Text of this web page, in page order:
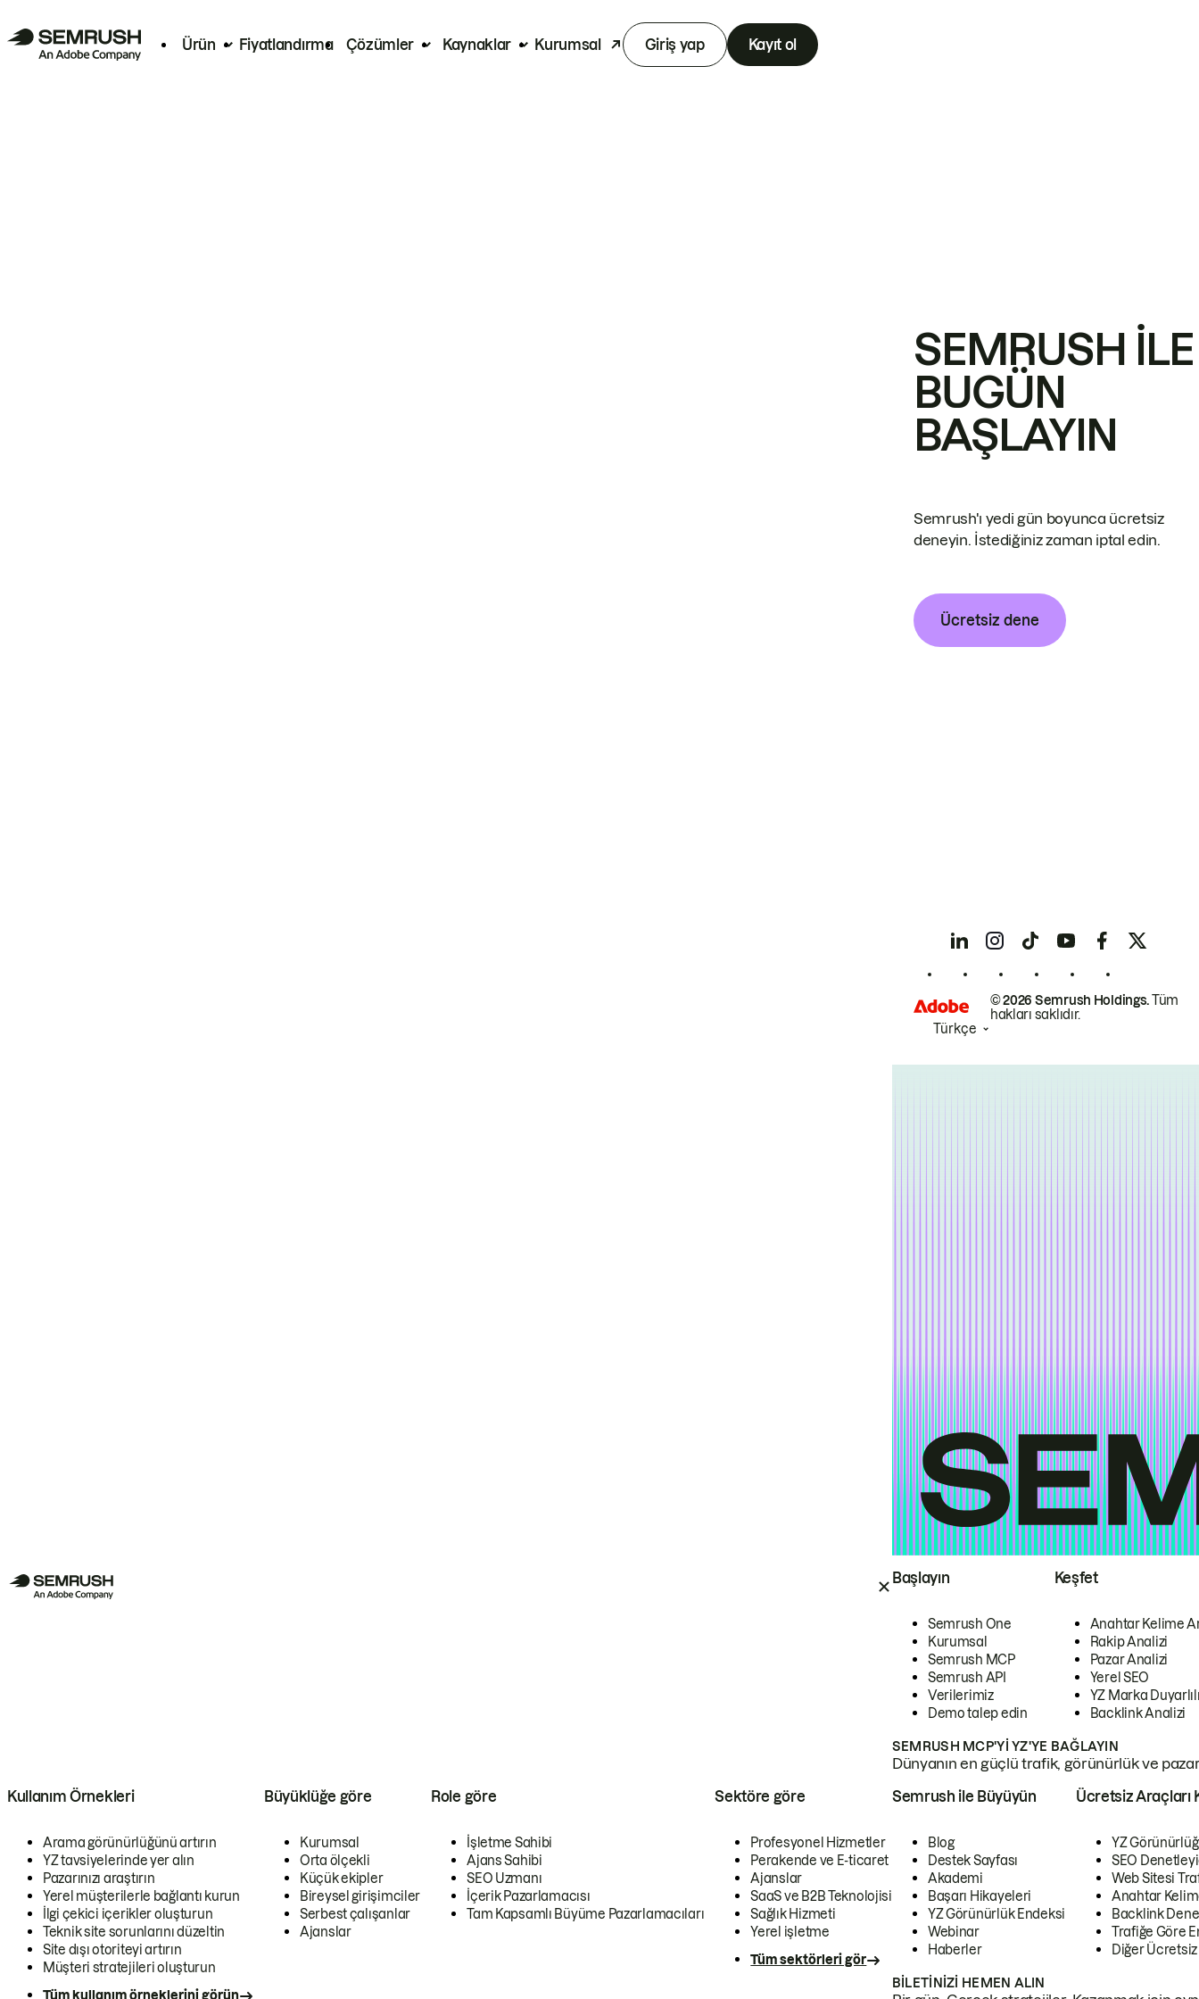
Ürün Fiyatlandırma Çözümler Kaynaklar Kurumsal Giriş yap Kayıt ol
Başlayın
Semrush One
Kurumsal
Semrush MCP
Semrush API
Verilerimiz
Demo talep edin
Keşfet
Anahtar Kelime
Rakip Analizi
Pazar Analizi
Yerel SEO
YZ Marka
Backlink Analizi
SEMRUSH MCP'YI YZ'YE BAĞLAYIN
Dünyanın en güçlü trafik, görünürlük ve
Kullanım Örnekleri
Arama görünürlüğünü artırın
YZ tavsiyelerinde yer alın
Pazarınızı araştırın
Yerel müşterilerle bağlantı kurun
İlgi çekici içerikler oluşturun
Teknik site sorunlarını düzeltin
Site dışı otoriteyi artırın
Müşteri stratejileri oluşturun
Tüm kullanım örneklerini görün
Büyüklüğe göre
Kurumsal
Orta ölçekli
Küçük ekipler
Bireysel girişimciler
Serbest çalışanlar
Ajanslar
Role göre
İşletme Sahibi
Ajans Sahibi
SEO Uzmanı
İçerik Pazarlamacısı
Tam Kapsamlı Büyüme Pazarlamacıları
Sektöre göre
Profesyonel Hizmetler
Perakende ve E-ticaret
Ajanslar
SaaS ve B2B Teknolojisi
Sağlık Hizmeti
Yerel işletme
Tüm sektörleri gör
Semrush ile Büyüyün
Blog
Destek Sayfası
Akademi
Başarı Hikayeleri
YZ Görünürlük Endeksi
Webinar
Haberler
Ücretsiz Araçları
YZ
SEO
Web Sitesi
Anahtar
Backlink
Trafiğe Göre
Diğer
BILETINIZI HEMEN ALIN
SEMRUSH ILE
BUGÜN
BAŞLAYIN
Semrush'ı yedi gün boyunca ücretsiz
deneyin. İstediğiniz zaman iptal edin.
Ücretsiz dene
© 2026 Semrush Holdings.Tüm
hakları saklıdır.
Türkçe